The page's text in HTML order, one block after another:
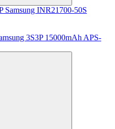
Samsung INR21700-50S